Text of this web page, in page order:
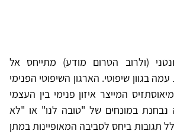
(ולרוב הטרום מודע) מתייחס אל
בגוון שיפוטי. הארגון השיפוטי הפנימי
המייצר איזון פנימי בין העצמי
נבחנת במונחים של "טובה לנו" או "לא
תגובות ביחס לסביבה המאופיינות במתן